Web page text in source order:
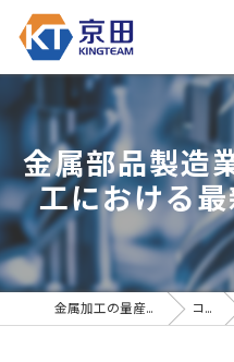
金属部品製造
工における
金属加工の量産なら京田精密 コラム